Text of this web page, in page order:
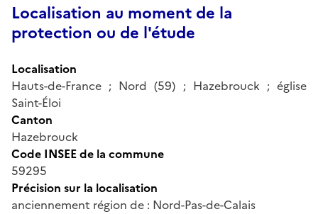
Localisation au moment de la
protection ou de l'étude
Localisation
Hauts-de-France ; Nord (59) ; Hazebrouck ; église
Saint-Éloi
Canton
Hazebrouck
Code INSEE de la commune
59295
Précision sur la localisation
anciennement région de : Nord-Pas-de-Calais